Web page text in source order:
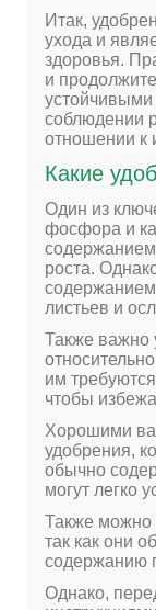
Итак,
ухода и
здоровья.
и
соблюдении
отношении к
Какие
Один из
фосфора и
содержанием
роста.
содержанием
листьев и
Также важно
им
чтобы
Хорошими
удобрения,
обычно
могут легко
Также можно
так как они
содержанию
Однако,